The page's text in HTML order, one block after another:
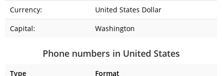
Currency:
United States Dollar
Capital:
Washington
Phone numbers in United States
Type Format